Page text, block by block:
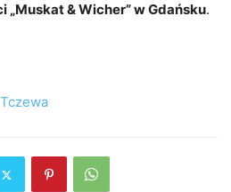
& Wicher” w Gdańsku.